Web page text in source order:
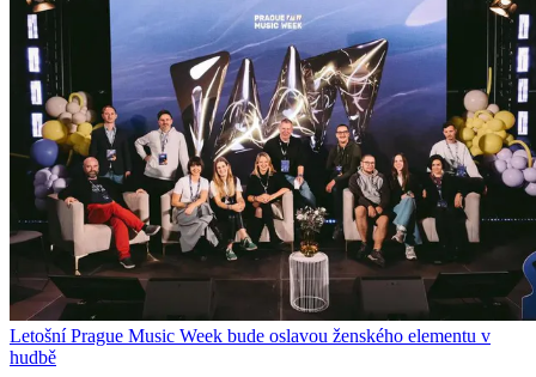
Letošní Prague Music Week bude oslavou ženského elementu v
hudbě